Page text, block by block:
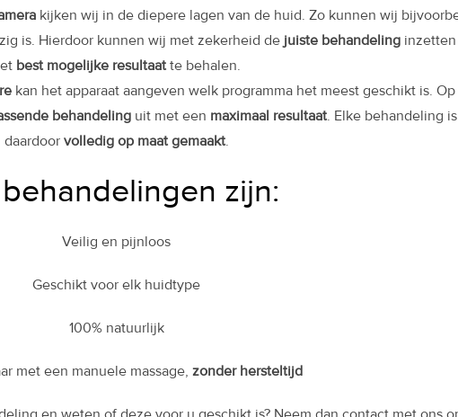
kijken wij in de diepere lagen van de huid. Zo kunnen wij
is. Hierdoor kunnen wij met zekerheid de juiste behandeling
best mogelijke resultaat te behalen.
kan het apparaat aangeven welk programma het meest geschikt is.
behandelinguit met een maximaal resultaat. Elke behandeling is
daardoor volledig op maat gemaakt.
zijn:
Veilig en pijnloos
Geschikt voor elk huidtype
100% natuurlijk
met een manuele massage, zonder hersteltijd